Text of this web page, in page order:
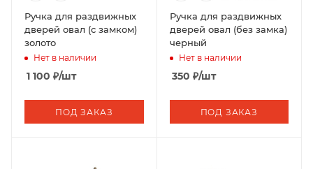
Ручка для раздвижных
дверей овал (с замком)
золото
Нет в наличии
1 100 ₽/шт
ПОД ЗАКАЗ
Ручка для раздвижных
дверей овал (без замка)
черный
Нет в наличии
350 ₽/шт
ПОД ЗАКАЗ